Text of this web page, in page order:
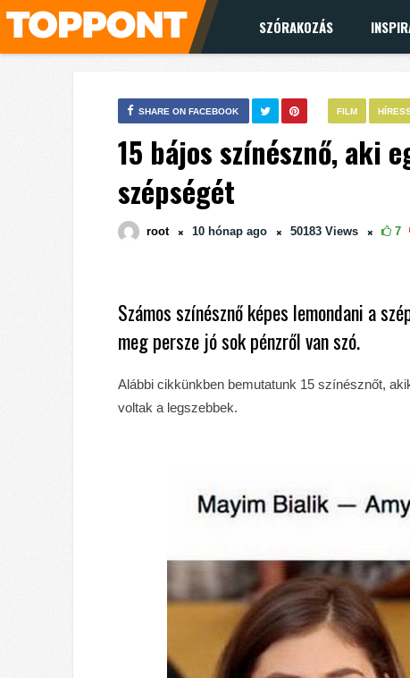
SZÓRAKOZÁS
FILM
SHARE ON FACEBOOK
15 bájos színésznő, aki
szépségét
root 10 hónap ago 50183 Views 7
Számos színésznő képes lemondani a
meg persze jó sok pénzről van szó.
Alábbi cikkünkben bemutatunk 15 színésznőt,
voltak a legszebbek.